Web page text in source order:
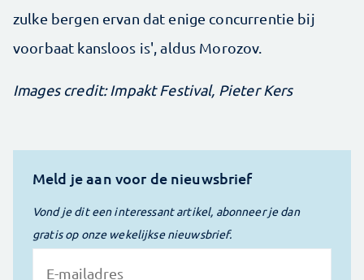
zulke bergen ervan dat enige concurrentie bij
voorbaat kansloos is', aldus Morozov.
Images credit: Impakt Festival, Pieter Kers
Meld je aan voor de nieuwsbrief
Vond je dit een interessant artikel, abonneer je dan
gratis op onze wekelijkse nieuwsbrief.